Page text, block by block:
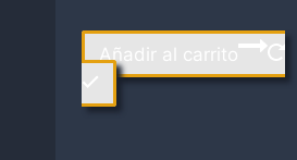
Añadir al carrito